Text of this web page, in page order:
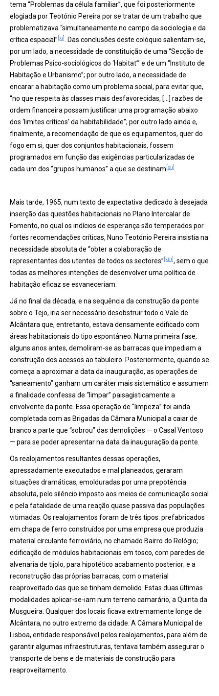
tema “Problemas da célula familiar”, que foi posteriormente
elogiada por Teotónio Pereira por se tratar de um trabalho que
problematizava “simultaneamente no campo da sociologia e da
crítica espacial” [xi]
. Das conclusões deste colóquio salientam-se,
por um lado, a necessidade de constituição de uma “Secção de
Problemas Psico-sociológicos do ‘Habitat’” e de um “Instituto de
Habitação e Urbanismo”; por outro lado, a necessidade de
encarar a habitação como um problema social, para evitar que,
“no que respeita às classes mais desfavorecidas, […] razões de
ordem financeira possam justificar uma programação abaixo
dos ‘limites críticos’ da habitabilidade”; por outro lado ainda e,
finalmente, a recomendação de que os equipamentos, quer do
fogo em si, quer dos conjuntos habitacionais, fossem
programados em função das exigências particularizadas de
cada um dos “grupos humanos” a que se destinam [xii]
Mais tarde, 1965, num texto de expectativa dedicado à desejada
inserção das questões habitacionais no Plano Intercalar de
Fomento, no qual os indícios de esperança são temperados por
fortes recomendações críticas, Nuno Teotónio Pereira insistia na
necessidade absoluta de “obter a colaboração de
representantes dos utentes de todos os sectores” [xiii], sem o que
todas as melhores intenções de desenvolver uma política de
habitação eficaz se esvaneceriam.
Já no final da década, e na sequência da construção da ponte
sobre o Tejo, iria ser necessário desobstruir todo o Vale de
Alcântara que, entretanto, estava densamente edificado com
áreas habitacionais do tipo espontâneo. Numa primeira fase,
alguns anos antes, demoliram-se as barracas que impediam a
construção dos acessos ao tabuleiro. Posteriormente, quando se
começa a aproximar a data da inauguração, as operações de
“saneamento” ganham um caráter mais sistemático e assumem
a finalidade confessa de “limpar” paisagisticamente a
envolvente da ponte. Essa operação de “limpeza” foi ainda
completada com as Brigadas da Câmara Municipal a caiar de
branco a parte que “sobrou” das demolições — o Casal Ventoso
— para se poder apresentar na data da inauguração da ponte.
Os realojamentos resultantes dessas operações,
apressadamente executados e mal planeados, geraram
situações dramáticas, emolduradas por uma prepotência
absoluta, pelo silêncio imposto aos meios de comunicação social
e pela fatalidade de uma reação quase passiva das populações
vitimadas. Os realojamentos foram de três tipos: prefabricados
em chapa de ferro construídos por uma empresa que produzia
material circulante ferroviário, no chamado Bairro do Relógio;
edificação de módulos habitacionais em tosco, com paredes de
alvenaria de tijolo, para hipotético acabamento posterior; e a
reconstrução das próprias barracas, com o material
reaproveitado das que se tinham demolido. Estas duas últimas
modalidades aplicar-se-iam num terreno camarário, a Quinta da
Musgueira. Qualquer dos locais ficava extremamente longe de
Alcântara, no outro extremo da cidade. A Câmara Municipal de
Lisboa, entidade responsável pelos realojamentos, para além de
garantir algumas infraestruturas, tentava também assegurar o
transporte de bens e de materiais de construção para
reaproveitamento.